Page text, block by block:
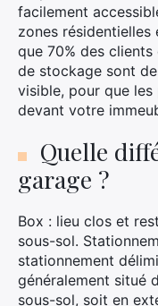
facilement
zones résidentielles
que 70% des
de stockage sont
visible, pour que les
devant votre
Quelle
garage ?
Box : lieu clos et
sous-sol.
stationnement
généralement situé
sous-sol, soit en
Rechercher